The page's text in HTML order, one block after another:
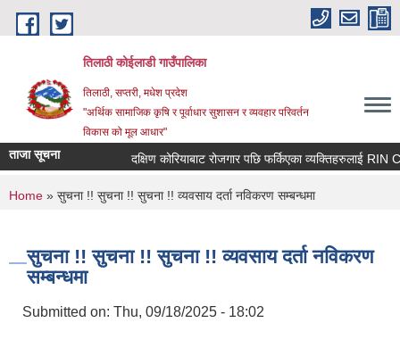
Skip to main content
तिलाठी कोईलाडी गाउँपालिका
तिलाठी, सप्तरी, मधेश प्रदेश
"अर्थिक सामाजिक कृषि र पूर्वाधार सुशासन र व्यवहार परिवर्तन
विकास को मूल आधार"
ताजा सूचना दक्षिण कोरियाबाट रोजगार पछि फर्किएका व्यक्तिहरुलाई
You are here
Home » सुचना !! सुचना !! सुचना !! व्यवसाय दर्ता नविकरण सम्बन्धमा
सुचना !! सुचना !! सुचना !! व्यवसाय दर्ता नविकरण
सम्बन्धमा
Submitted on: Thu, 09/18/2025 - 18:02